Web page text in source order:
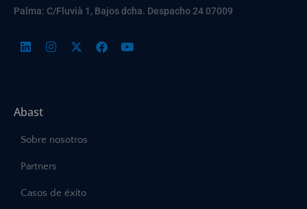
Palma: C/Fluvià 1, Bajos dcha. Despacho 24 07009
Abast
Sobre nosotros
Partners
Casos de éxito